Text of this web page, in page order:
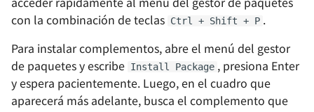
Homelab - Gestor de
contraseñas autoalojado
Homelab - Sistema de
almacenamiento en la
nube Cloudreve
Personal (Windows)
Mínima de Hugo
Configuración de un
servidor de impresión en la
con la combinación de teclas Ctrl + Shift + P .
Para instalar complementos, abre el menú del gestor
de paquetes y escribe Install Package , presiona Enter
y espera pacientemente. Luego, en el cuadro que
aparecerá más adelante, busca el complemento que